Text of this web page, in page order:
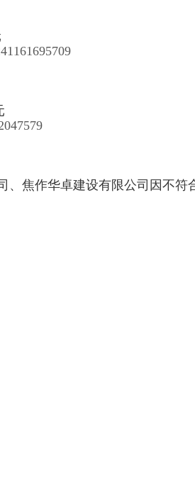
焦作华卓建设有限公司因不符